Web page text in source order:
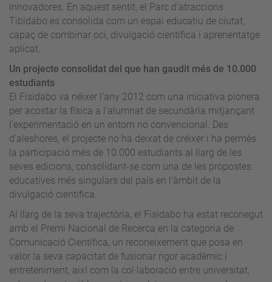
innovadores. En aquest sentit, el Parc d’atraccions
Tibidabo es consolida com un espai educatiu de ciutat,
capaç de combinar oci, divulgació científica i aprenentatge
aplicat.
Un projecte consolidat del que han gaudit més de 10.000
estudiants
El Fisidabo va néixer l’any 2012 com una iniciativa pionera
per acostar la física a l’alumnat de secundària mitjançant
l’experimentació en un entorn no convencional. Des
d’aleshores, el projecte no ha deixat de créixer i ha permès
la participació més de 10.000 estudiants al llarg de les
seves edicions, consolidant-se com una de les propostes
educatives més singulars del país en l’àmbit de la
divulgació científica.
Al llarg de la seva trajectòria, el Fisidabo ha estat reconegut
amb el Premi Nacional de Recerca en la categoria de
Comunicació Científica, un reconeixement que posa en
valor la seva capacitat de fusionar rigor acadèmic i
entreteniment, així com la col·laboració entre universitat,